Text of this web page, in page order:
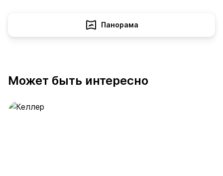
Панорама
Может быть интересно